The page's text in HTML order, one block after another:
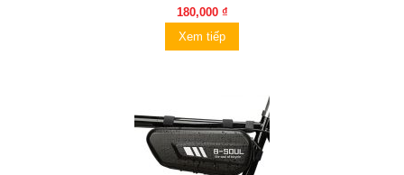
180,000 ₫
Xem tiếp